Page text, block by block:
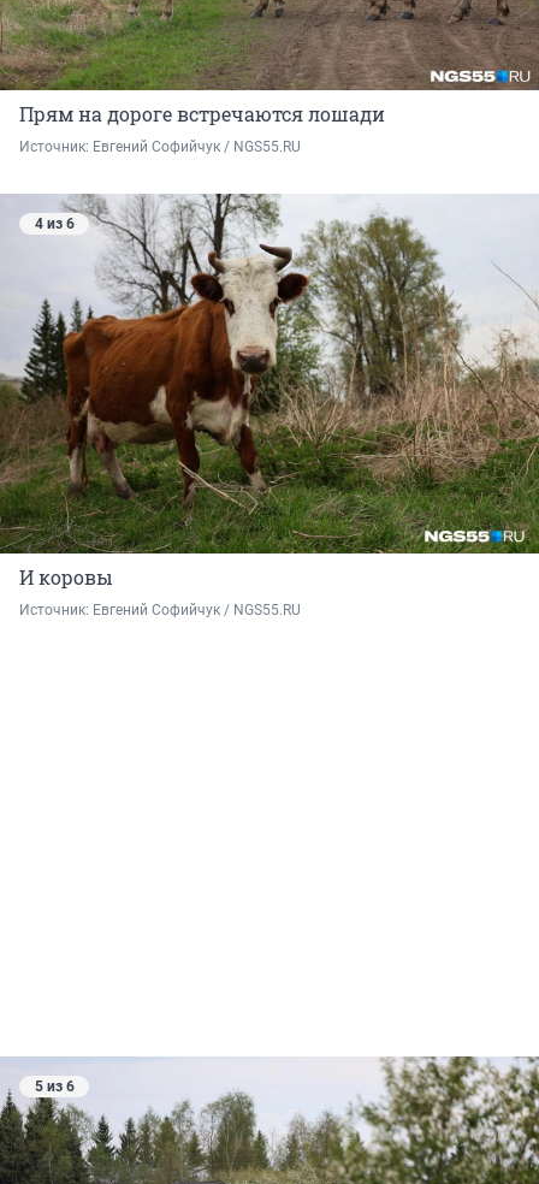
Прям на дороге встречаются лошади
Источник: Евгений Софийчук / NGS55.RU
4 из 6
И коровы
Источник: Евгений Софийчук / NGS55.RU
5 из 6